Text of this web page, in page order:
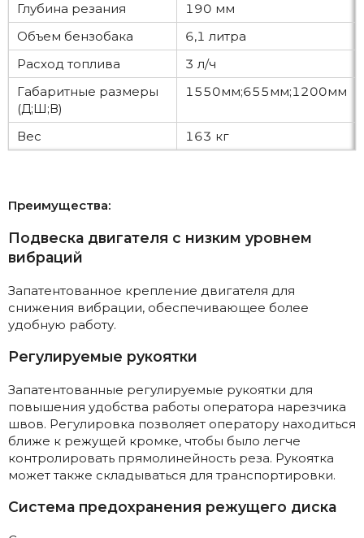
Глубина резания
190 мм
Объем бензобака
6,1 литра
Расход топлива
3 л/ч
Габаритные размеры
(Д;Ш;В)
1550мм;655мм;1200мм
Вес 163 кг
Преимущества:
Подвеска двигателя с низким уровнем
вибраций
Запатентованное крепление двигателя для
снижения вибрации, обеспечивающее более
удобную работу.
Регулируемые рукоятки
Запатентованные регулируемые рукоятки для
повышения удобства работы оператора нарезчика
швов. Регулировка позволяет оператору находиться
ближе к режущей кромке, чтобы было легче
контролировать прямолинейность реза. Рукоятка
может также складываться для транспортировки.
Система предохранения режущего диска